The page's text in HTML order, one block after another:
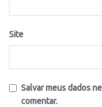
Site
Salvar meus dados
comentar.